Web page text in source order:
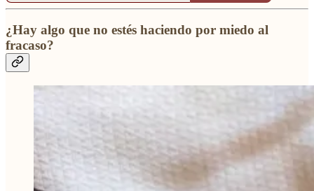
¿Hay algo que no estés haciendo por miedo al
fracaso?